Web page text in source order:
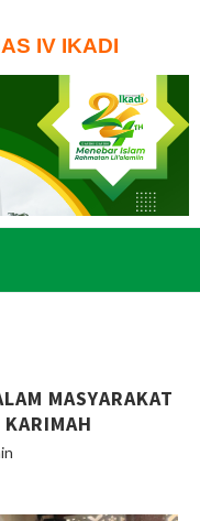
IV IKADI
MASYARAKAT